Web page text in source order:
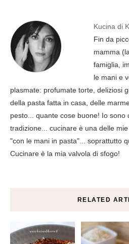
Kucina di
Fin da
mamma
famiglia,
le mani e
plasmate: profumate torte, deliziosi
della pasta fatta in casa, delle
pesto... quante cose buone! Io sono
tradizione... cucinare è una delle
"con le mani in pasta"... soprattutto
Cucinare è la mia valvola di sfogo!
RELATED